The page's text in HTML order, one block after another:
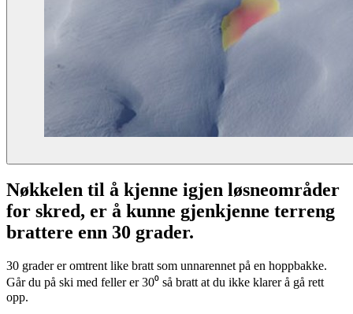
Nøkkelen til å kjenne igjen løsneområder
for skred, er å kunne gjenkjenne terreng
brattere enn 30 grader.
30 grader er omtrent like bratt som unnarennet på en hoppbakke.
Går du på ski med feller er 30⁰ så bratt at du ikke klarer å gå rett
opp.